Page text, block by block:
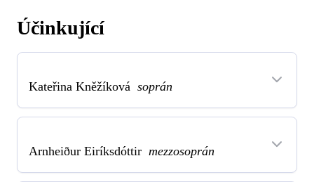
Účinkující
Kateřina Kněžíková soprán
Arnheiður Eiríksdóttir mezzosoprán